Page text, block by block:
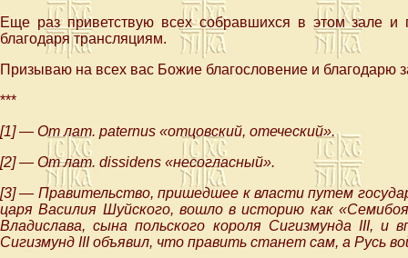
Еще раз приветствую всех собравшихся в этом зале и
благодаря трансляциям.
Призываю на всех вас Божие благословение и благодарю
***
[1] — От лат. paternus «отцовский, отеческий».
[2] — От лат. dissidens «несогласный».
[3] — Правительство, пришедшее к власти путем
царя Василия Шуйского, вошло в историю как
Владислава, сына польского короля Сигизмунда III, и
Сигизмунд III объявил, что править станет сам, а Русь